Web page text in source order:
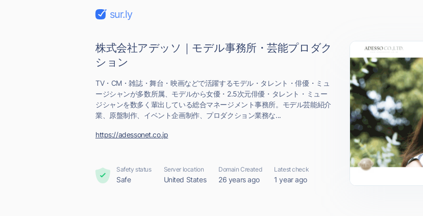
sur.ly
株式会社アデッソ｜モデル事務所・芸能プロダク
ション
TV・CM・雑誌・舞台・映画などで活躍するモデル・タレント・俳優・ミュ
ージシャンが多数所属、モデルから女優・2.5次元俳優・タレント・ミュー
ジシャンを数多く輩出している総合マネージメント事務所。モデル芸能紹介
業、原盤制作、イベント企画制作、プロダクション業務な...
https://adessonet.co.jp
Safety status
Safe
Server location
United States
Domain Created
26 years ago
Latest check
1 year ago